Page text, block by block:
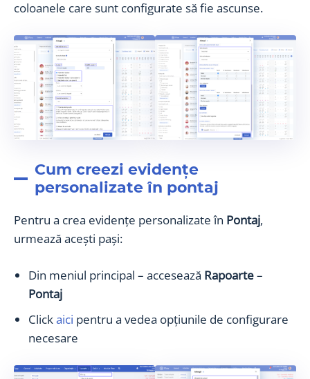
coloanele care sunt configurate să fie ascunse.
Cum creezi evidențe
personalizate în pontaj
Pentru a crea evidențe personalizate în Pontaj,
urmează acești pași:
Din meniul principal – accesează Rapoarte–
Pontaj
Clickaici pentru a vedea opțiunile de configurare
necesare